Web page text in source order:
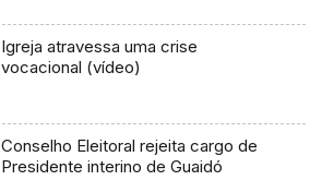
Igreja atravessa uma crise
vocacional (vídeo)
Conselho Eleitoral rejeita cargo de
Presidente interino de Guaidó